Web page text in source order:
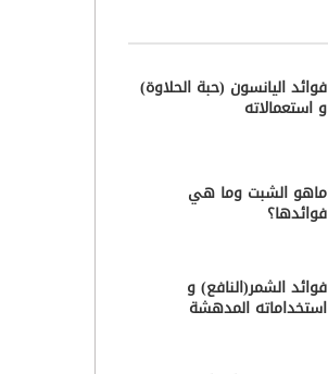
فوائد اليانسون (حبة الحلاوة)
و استعمالاته
ماهو الشبت وما هي
فوائدها؟
فوائد الشمر(النافع) و
استخداماته المدهشة